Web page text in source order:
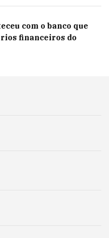
com o banco que
financeiros do